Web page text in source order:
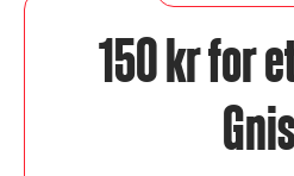
150 kr for